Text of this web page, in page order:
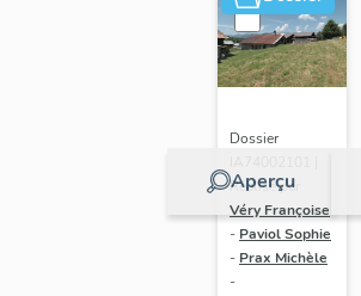
Aperçu
Dossier
Réalisé par
Véry Françoise
- Paviol Sophie
- Prax Michèle
-